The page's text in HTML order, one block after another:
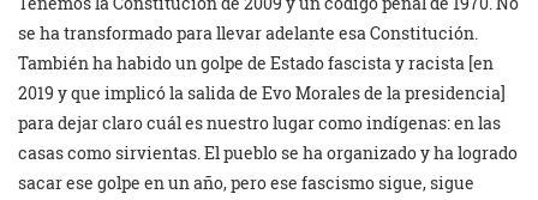
se ha transformado para llevar adelante esa Constitución.
También ha habido un golpe de Estado fascista y racista [en
2019 y que implicó la salida de Evo Morales de la presidencia]
para dejar claro cuál es nuestro lugar como indígenas: en las
casas como sirvientas. El pueblo se ha organizado y ha logrado
sacar ese golpe en un año, pero ese fascismo sigue, sigue